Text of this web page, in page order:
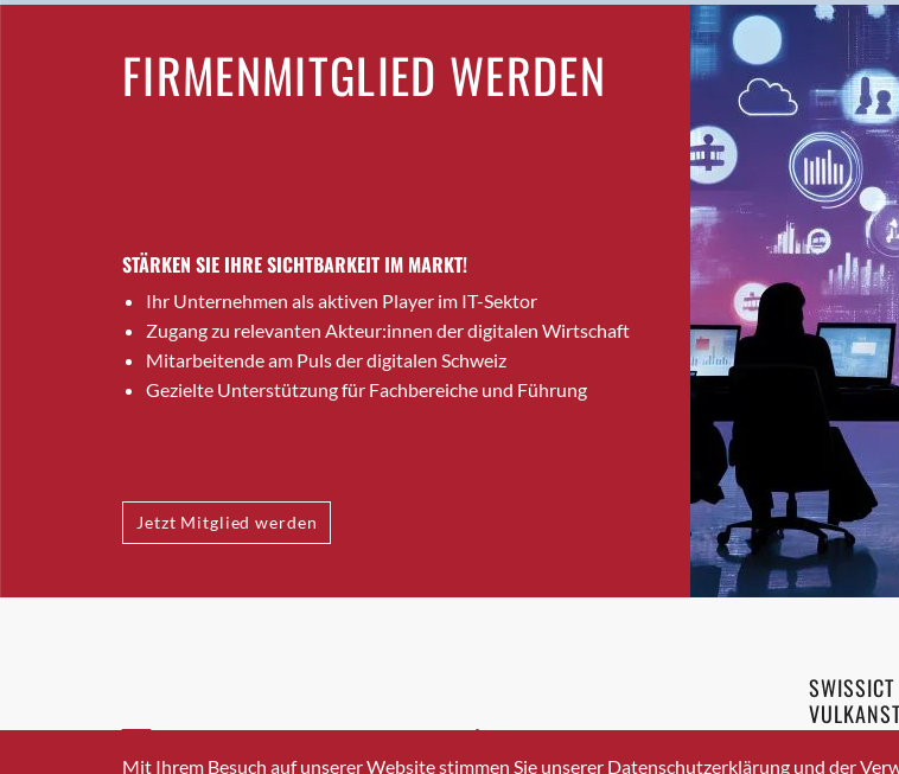
Birsfelden
Bolligen
Bonaduz
Bonstetten
Bottighofen
Bremgarten bei
Brig-Glis
Bronschhofen
Brugg
Brugg AG
Burgdorf
Bäretswil
Bülach
Cazis
Crissier
Davos Platz
FIRMENMITGLIED WERDEN
STÄRKEN SIE IHRE SICHTBARKEIT IM MARKT!
Ihr Unternehmen als aktiven Player im IT-Sektor
Zugang zu relevanten Akteur:innen der digitalen Wirtschaft
Mitarbeitende am Puls der digitalen Schweiz
Gezielte Unterstützung für Fachbereiche und Führung
Jetzt Mitglied werden
INFO@SWISSICT.CH +41 43 336 40 20
SWISSICT
8048
Mit Ihrem Besuch auf unserer Website stimmen Sie unserer Datenschutzerklärung und der